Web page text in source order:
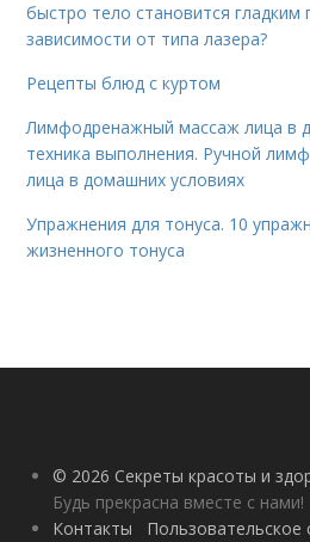
быстро тело становится гладким
зависимости от типа лазера?
Рецепты блюд с куртом
Лимфодренажный массаж лица в
техника выполнения. Ручной
лица в домашних условиях
Упражнения для тонуса. 10
жизненного тонуса
© 2026 Секреты красоты и
Будь прекрасна вместе с нами!
Контакты
Пользовательское